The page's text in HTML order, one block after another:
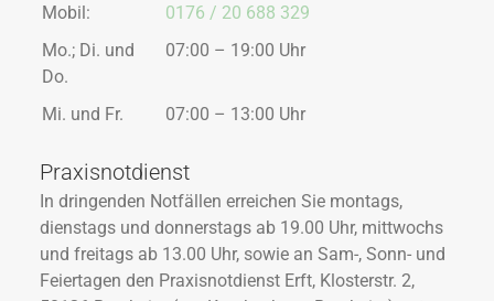
Mobil:
0176 / 20 688 329
Mo.; Di. und
Do.
07:00 – 19:00 Uhr
Mi. und Fr. 07:00 – 13:00 Uhr
Praxisnotdienst
In dringenden Notfällen erreichen Sie montags,
dienstags und donnerstags ab 19.00 Uhr, mittwochs
und freitags ab 13.00 Uhr, sowie an Sam-, Sonn- und
Feiertagen den Praxisnotdienst Erft, Klosterstr. 2,